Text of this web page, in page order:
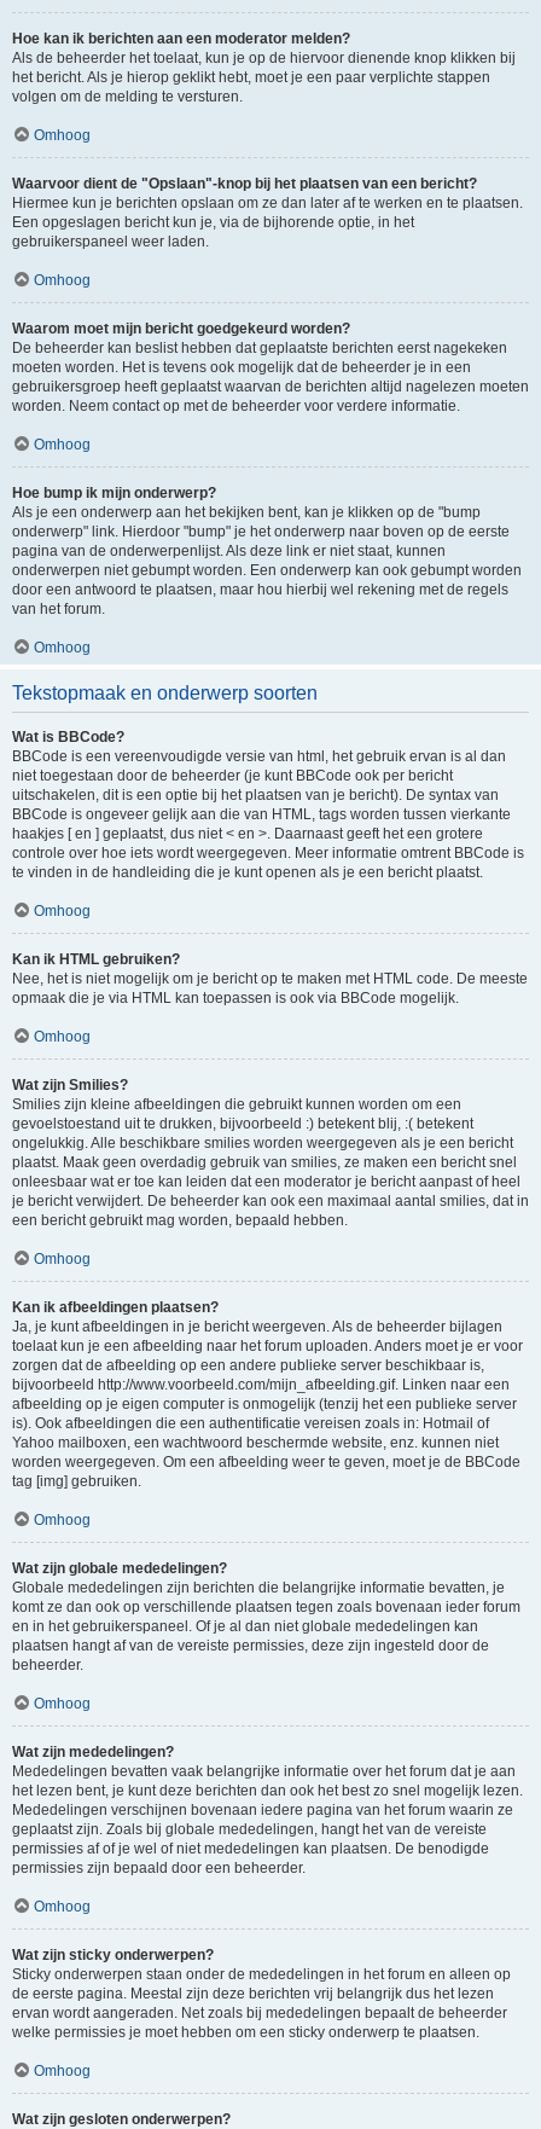
Hoe kan ik berichten aan een moderator melden?
Als de beheerder het toelaat, kun je op de hiervoor dienende knop klikken bij
het bericht. Als je hierop geklikt hebt, moet je een paar verplichte stappen
volgen om de melding te versturen.
Omhoog
Waarvoor dient de "Opslaan"-knop bij het plaatsen van een bericht?
Hiermee kun je berichten opslaan om ze dan later af te werken en te plaatsen.
Een opgeslagen bericht kun je, via de bijhorende optie, in het
gebruikerspaneel weer laden.
Omhoog
Waarom moet mijn bericht goedgekeurd worden?
De beheerder kan beslist hebben dat geplaatste berichten eerst nagekeken
moeten worden. Het is tevens ook mogelijk dat de beheerder je in een
gebruikersgroep heeft geplaatst waarvan de berichten altijd nagelezen moeten
worden. Neem contact op met de beheerder voor verdere informatie.
Omhoog
Hoe bump ik mijn onderwerp?
Als je een onderwerp aan het bekijken bent, kan je klikken op de "bump
onderwerp" link. Hierdoor "bump" je het onderwerp naar boven op de eerste
pagina van de onderwerpenlijst. Als deze link er niet staat, kunnen
onderwerpen niet gebumpt worden. Een onderwerp kan ook gebumpt worden
door een antwoord te plaatsen, maar hou hierbij wel rekening met de regels
van het forum.
Omhoog
Tekstopmaak en onderwerp soorten
Wat is BBCode?
BBCode is een vereenvoudigde versie van html, het gebruik ervan is al dan
niet toegestaan door de beheerder (je kunt BBCode ook per bericht
uitschakelen, dit is een optie bij het plaatsen van je bericht). De syntax van
BBCode is ongeveer gelijk aan die van HTML, tags worden tussen vierkante
haakjes [ en ] geplaatst, dus niet < en >. Daarnaast geeft het een grotere
controle over hoe iets wordt weergegeven. Meer informatie omtrent BBCode is
te vinden in de handleiding die je kunt openen als je een bericht plaatst.
Omhoog
Kan ik HTML gebruiken?
Nee, het is niet mogelijk om je bericht op te maken met HTML code. De meeste
opmaak die je via HTML kan toepassen is ook via BBCode mogelijk.
Omhoog
Wat zijn Smilies?
Smilies zijn kleine afbeeldingen die gebruikt kunnen worden om een
gevoelstoestand uit te drukken, bijvoorbeeld :) betekent blij, :( betekent
ongelukkig. Alle beschikbare smilies worden weergegeven als je een bericht
plaatst. Maak geen overdadig gebruik van smilies, ze maken een bericht snel
onleesbaar wat er toe kan leiden dat een moderator je bericht aanpast of heel
je bericht verwijdert. De beheerder kan ook een maximaal aantal smilies, dat in
een bericht gebruikt mag worden, bepaald hebben.
Omhoog
Kan ik afbeeldingen plaatsen?
Ja, je kunt afbeeldingen in je bericht weergeven. Als de beheerder bijlagen
toelaat kun je een afbeelding naar het forum uploaden. Anders moet je er voor
zorgen dat de afbeelding op een andere publieke server beschikbaar is,
bijvoorbeeld http://www.voorbeeld.com/mijn_afbeelding.gif. Linken naar een
afbeelding op je eigen computer is onmogelijk (tenzij het een publieke server
is). Ook afbeeldingen die een authentificatie vereisen zoals in: Hotmail of
Yahoo mailboxen, een wachtwoord beschermde website, enz. kunnen niet
worden weergegeven. Om een afbeelding weer te geven, moet je de BBCode
tag [img] gebruiken.
Omhoog
Wat zijn globale mededelingen?
Globale mededelingen zijn berichten die belangrijke informatie bevatten, je
komt ze dan ook op verschillende plaatsen tegen zoals bovenaan ieder forum
en in het gebruikerspaneel. Of je al dan niet globale mededelingen kan
plaatsen hangt af van de vereiste permissies, deze zijn ingesteld door de
beheerder.
Omhoog
Wat zijn mededelingen?
Mededelingen bevatten vaak belangrijke informatie over het forum dat je aan
het lezen bent, je kunt deze berichten dan ook het best zo snel mogelijk lezen.
Mededelingen verschijnen bovenaan iedere pagina van het forum waarin ze
geplaatst zijn. Zoals bij globale mededelingen, hangt het van de vereiste
permissies af of je wel of niet mededelingen kan plaatsen. De benodigde
permissies zijn bepaald door een beheerder.
Omhoog
Wat zijn sticky onderwerpen?
Sticky onderwerpen staan onder de mededelingen in het forum en alleen op
de eerste pagina. Meestal zijn deze berichten vrij belangrijk dus het lezen
ervan wordt aangeraden. Net zoals bij mededelingen bepaalt de beheerder
welke permissies je moet hebben om een sticky onderwerp te plaatsen.
Omhoog
Wat zijn gesloten onderwerpen?